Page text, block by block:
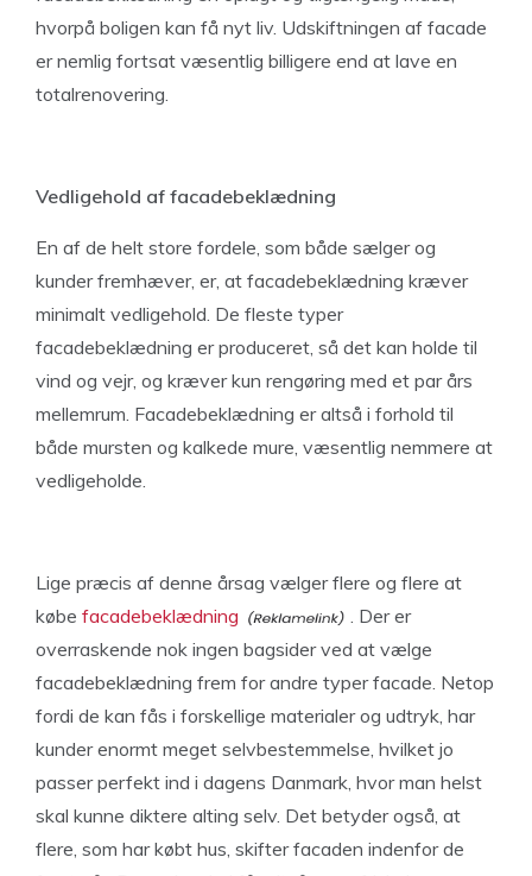
hvorpå boligen kan få nyt liv. Udskiftningen af facade
er nemlig fortsat væsentlig billigere end at lave en
totalrenovering.
Vedligehold af facadebeklædning
En af de helt store fordele, som både sælger og
kunder fremhæver, er, at facadebeklædning kræver
minimalt vedligehold. De fleste typer
facadebeklædning er produceret, så det kan holde til
vind og vejr, og kræver kun rengøring med et par års
mellemrum. Facadebeklædning er altså i forhold til
både mursten og kalkede mure, væsentlig nemmere at
vedligeholde.
Lige præcis af denne årsag vælger flere og flere at
købe facadebeklædning
. Der er
overraskende nok ingen bagsider ved at vælge
facadebeklædning frem for andre typer facade. Netop
fordi de kan fås i forskellige materialer og udtryk, har
kunder enormt meget selvbestemmelse, hvilket jo
passer perfekt ind i dagens Danmark, hvor man helst
skal kunne diktere alting selv. Det betyder også, at
flere, som har købt hus, skifter facaden indenfor de